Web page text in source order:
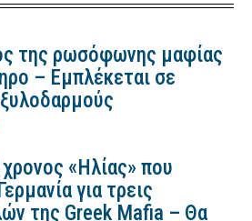
της ρωσόφωνης μαφίας
– Εμπλέκεται σε
«Ηλίας» που
για τρεις
της Greek Mafia – Θα